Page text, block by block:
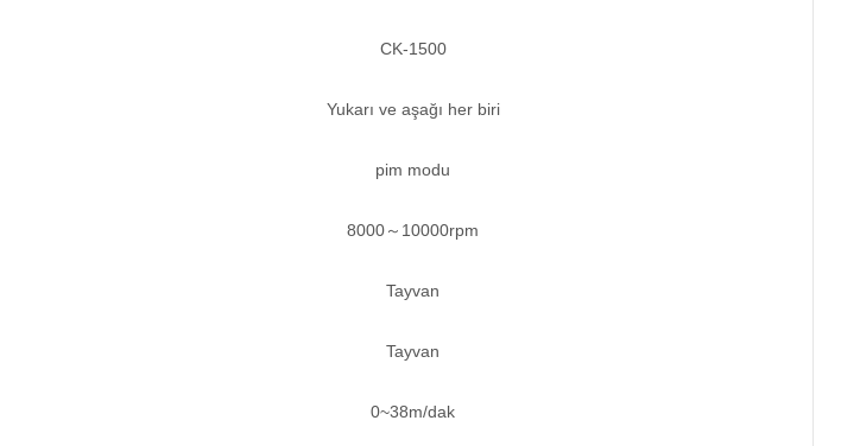
CK-1500
Yukarı ve aşağı her biri
pim modu
8000～10000rpm
Tayvan
Tayvan
0~38m/dak